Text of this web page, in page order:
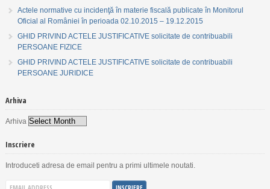
Actele normative cu incidenţă în materie fiscală publicate în Monitorul
Oficial al României în perioada 02.10.2015 – 19.12.2015
GHID PRIVIND ACTELE JUSTIFICATIVE solicitate de contribuabili
PERSOANE FIZICE
GHID PRIVIND ACTELE JUSTIFICATIVE solicitate de contribuabili
PERSOANE JURIDICE
Arhiva
Arhiva
Inscriere
Introduceti adresa de email pentru a primi ultimele noutati.